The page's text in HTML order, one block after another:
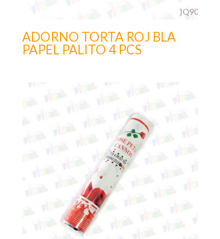
ADORNO TORTA ROJ BLA
PAPEL PALITO 4 PCS